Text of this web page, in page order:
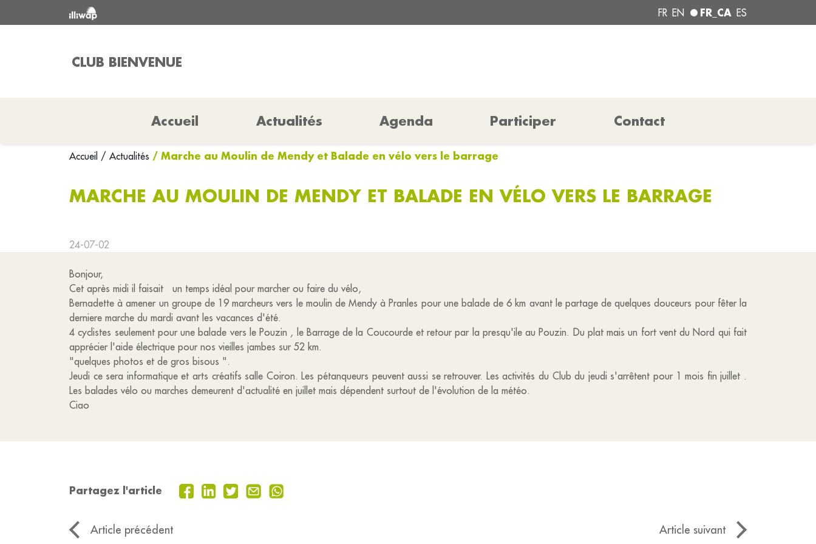
FR EN FR_CA ES
CLUB BIENVENUE
Accueil Actualités Agenda Participer Contact
Accueil / Actualités / Marche au Moulin de Mendy et Balade en vélo vers le barrage
MARCHE AU MOULIN DE MENDY ET BALADE EN VÉLO VERS LE BARRAGE
24-07-02
Bonjour,
Cet après midi il faisait un temps idéal pour marcher ou faire du vélo,
Bernadette à amener un groupe de 19 marcheurs vers le moulin de Mendy à Pranles pour une balade de 6 km avant le partage de quelques douceurs pour fêter la
derniere marche du mardi avant les vacances d'été.
4 cyclistes seulement pour une balade vers le Pouzin , le Barrage de la Coucourde et retour par la presqu'ile au Pouzin. Du plat mais un fort vent du Nord qui fait
apprécier l'aide électrique pour nos vieilles jambes sur 52 km.
"quelques photos et de gros bisous ".
Jeudi ce sera informatique et arts créatifs salle Coiron. Les pétanqueurs peuvent aussi se retrouver. Les activités du Club du jeudi s'arrêtent pour 1 mois fin juillet .
Les balades vélo ou marches demeurent d'actualité en juillet mais dépendent surtout de l'évolution de la météo.
Ciao
Partagez l'article
Article précédent Article suivant